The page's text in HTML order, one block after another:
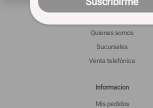
Quienes somos
Sucursales
Venta telefónica
Informacion
Mis pedidos